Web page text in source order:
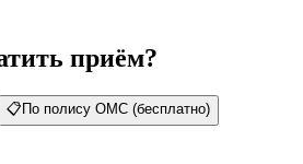
приём?
📋 По полису ОМС (бесплатно)